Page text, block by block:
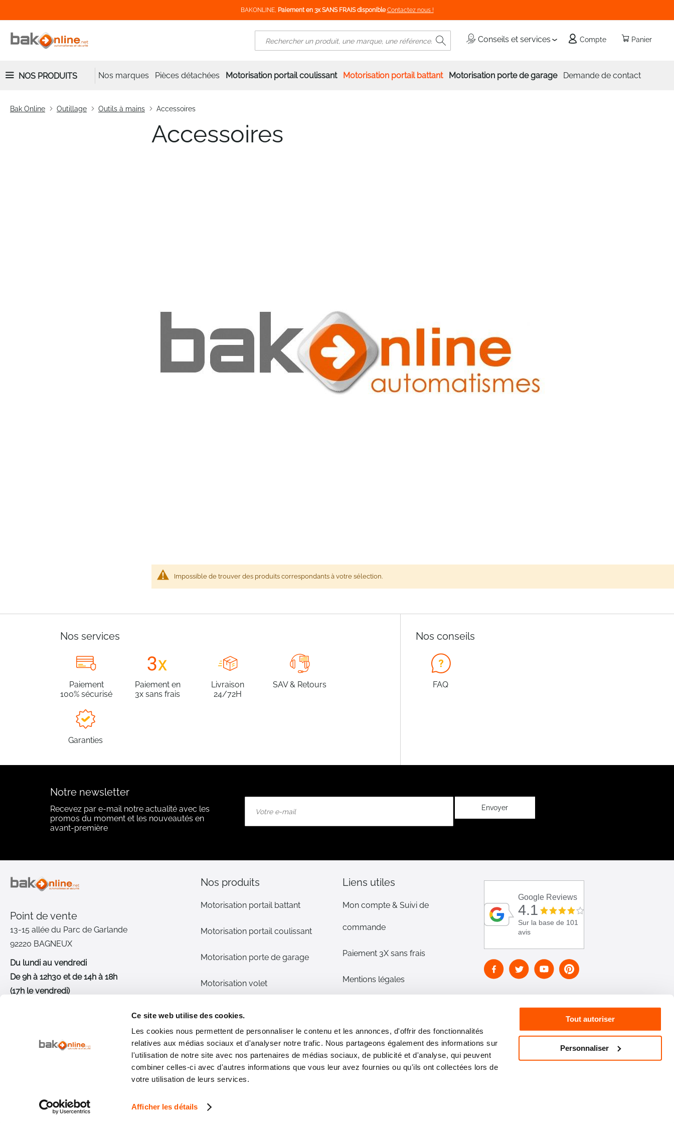
Ce site web utilise des cookies.
Les cookies nous permettent de personnaliser le contenu et les annonces, d'offrir des fonctionnalités
relatives aux médias sociaux et d'analyser notre trafic. Nous partageons également des informations sur
l'utilisation de notre site avec nos partenaires de médias sociaux, de publicité et d'analyse, qui peuvent
combiner celles-ci avec d'autres informations que vous leur avez fournies ou qu'ils ont collectées lors de
votre utilisation de leurs services.
Afficher les détails
Tout autoriser
Personnaliser
BAKONLINE, Paiement en 3x SANS FRAIS disponible Contactez nous !
Panier
Conseils et services Compte
Rechercher
NOS PRODUITS Nos marques Pièces détachées Motorisation portail coulissant Motorisation portail battant Motorisation porte de garage Demande de contact
Bak Online Outillage Outils à mains Accessoires
Accessoires
Impossible de trouver des produits correspondants à votre sélection.
Nos services
Paiement
100% sécurisé
Paiement en
3x sans frais
Livraison
24/72H
SAV & Retours
Garanties
Nos conseils
FAQ
Notre newsletter
Recevez par e-mail notre actualité avec les
promos du moment et les nouveautés en
avant-première
notre
:
Envoyer
Point de vente
13-15 allée du Parc de Garlande
92220 BAGNEUX
Du lundi au vendredi
De 9h à 12h30 et de 14h à 18h
(17h le vendredi)
Nous contacter
Nos produits
Motorisation portail battant
Motorisation portail coulissant
Motorisation porte de garage
Motorisation volet
Interphone/alarme maison
Qui sommes nous ?
Liens utiles
Mon compte & Suivi de
commande
Paiement 3X sans frais
Mentions légales
Plan du site
Livraison & Retour
Google Reviews
4.1
Sur la base de 101
avis